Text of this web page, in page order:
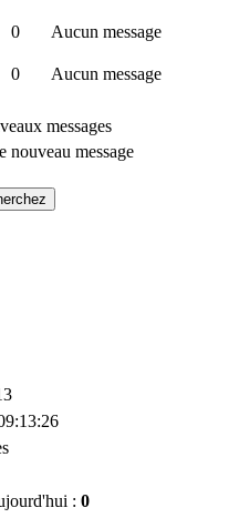
0
Aucun message
0 Aucun message
messages
nouveau message
: 0